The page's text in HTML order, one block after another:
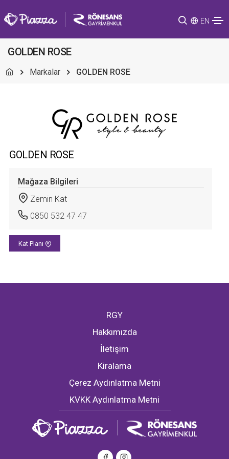
EN
GOLDEN ROSE
Markalar GOLDEN ROSE
GOLDEN ROSE
Mağaza Bilgileri
Zemin Kat
0850 532 47 47
Kat Planı
RGY
Hakkımızda
İletişim
Kiralama
Çerez Aydınlatma Metni
KVKK Aydınlatma Metni